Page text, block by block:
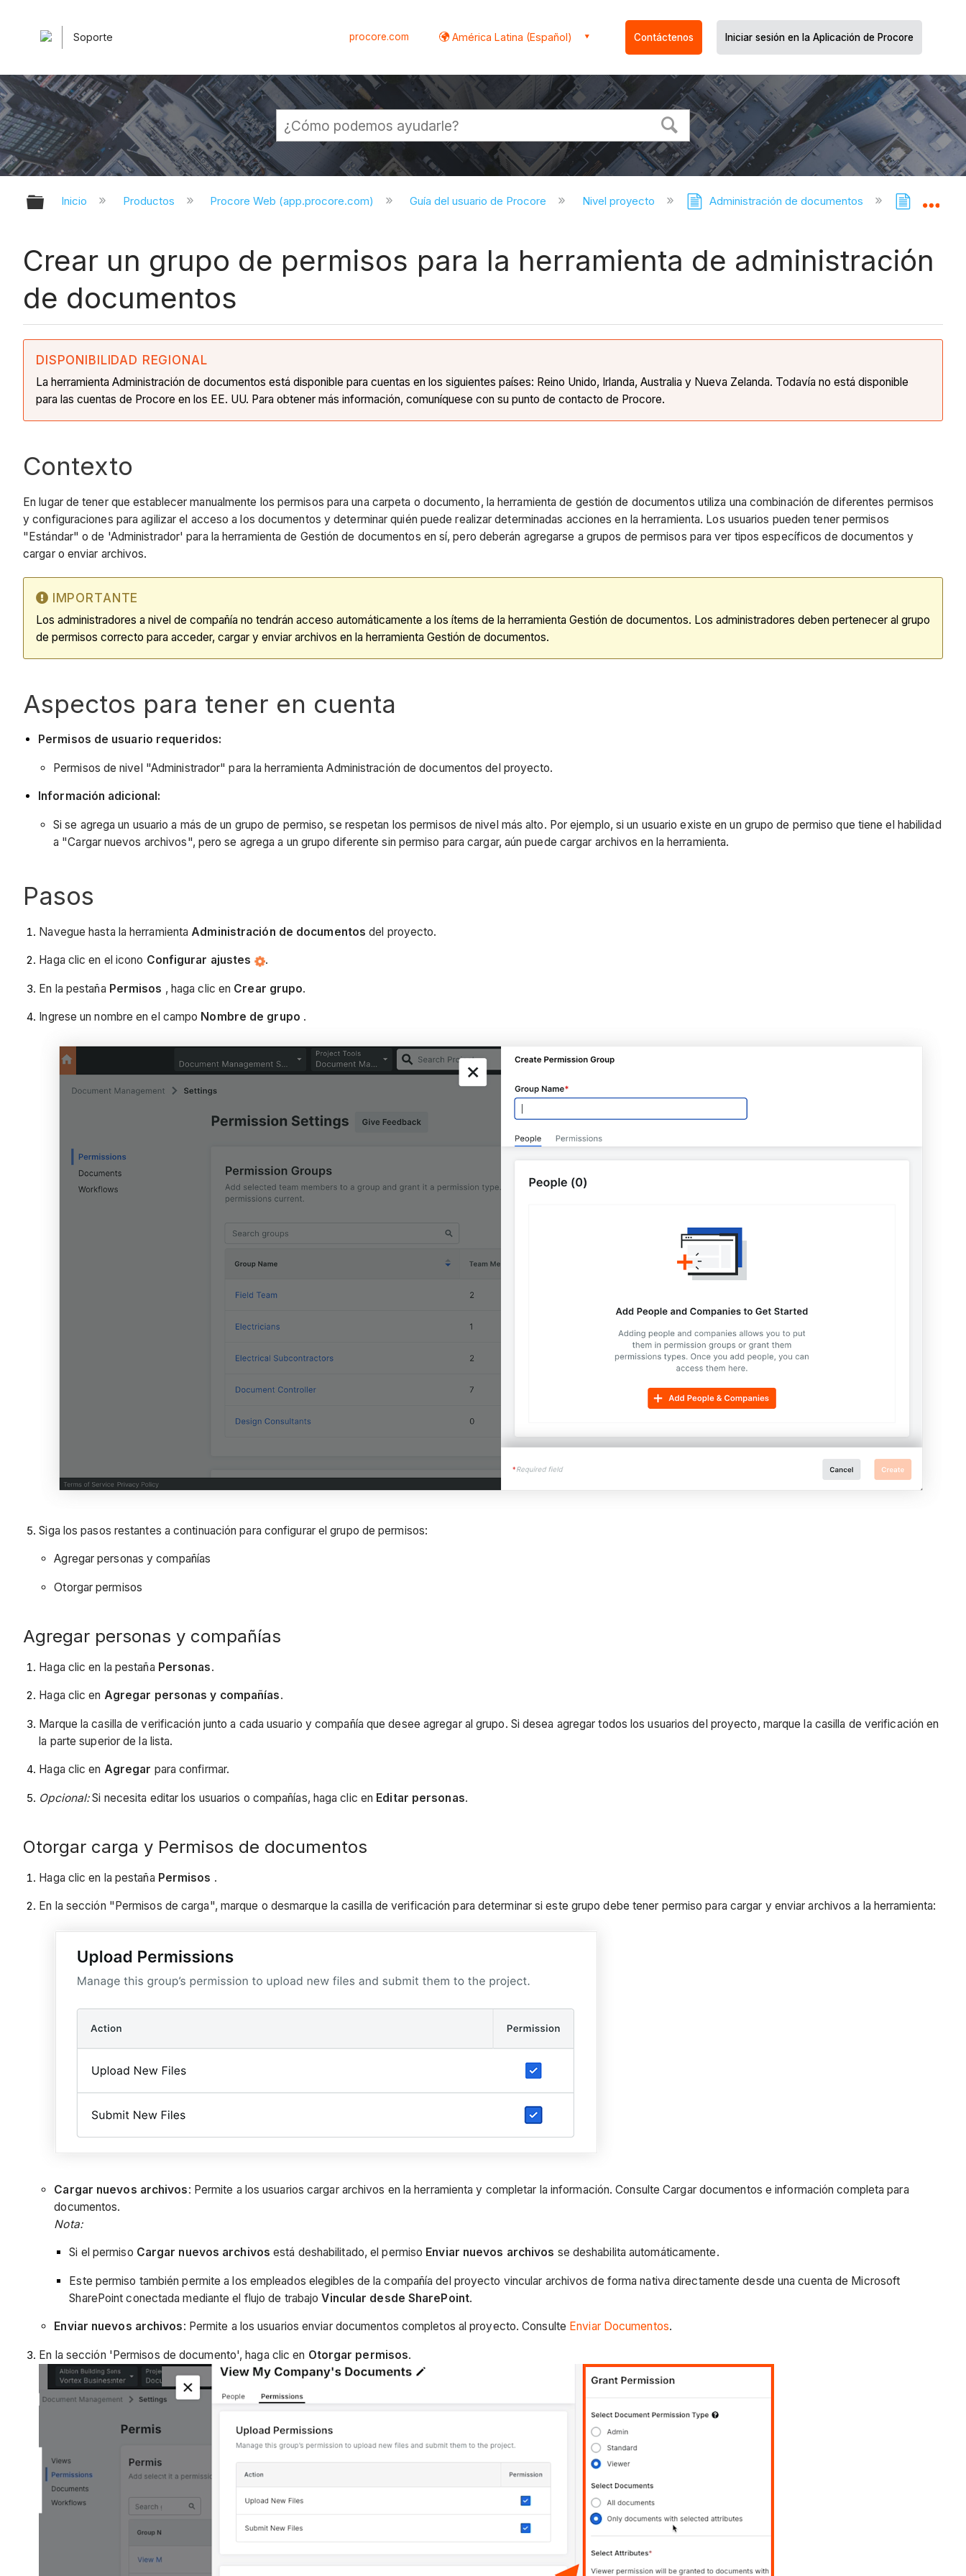
Soporte procore.com América Latina (Español) Contáctenos Iniciar sesión en la Aplicación de Procore
Expandir/contraer jerarquía global
Inicio Productos Procore Web (app.procore.com) Guía del usuario de Procore Nivel proyecto Administración de documentos
Crear un grupo de permisos para la herramienta de administración
de documentos
DISPONIBILIDAD REGIONAL
La herramienta Administración de documentos está disponible para cuentas en los siguientes países: Reino Unido, Irlanda, Australia y Nueva Zelanda. Todavía no está disponible
para las cuentas de Procore en los EE. UU. Para obtener más información, comuníquese con su punto de contacto de Procore.
Contexto
En lugar de tener que establecer manualmente los permisos para una carpeta o documento, la herramienta de gestión de documentos utiliza una combinación de diferentes permisos
y configuraciones para agilizar el acceso a los documentos y determinar quién puede realizar determinadas acciones en la herramienta. Los usuarios pueden tener permisos
"Estándar" o de 'Administrador' para la herramienta de Gestión de documentos en sí, pero deberán agregarse a grupos de permisos para ver tipos específicos de documentos y
cargar o enviar archivos.
IMPORTANTE
Los administradores a nivel de compañía no tendrán acceso automáticamente a los ítems de la herramienta Gestión de documentos. Los administradores deben pertenecer al grupo
de permisos correcto para acceder, cargar y enviar archivos en la herramienta Gestión de documentos.
Aspectos para tener en cuenta
Permisos de usuario requeridos:
Permisos de nivel "Administrador" para la herramienta Administración de documentos del proyecto.
Información adicional:
Si se agrega un usuario a más de un grupo de permiso, se respetan los permisos de nivel más alto. Por ejemplo, si un usuario existe en un grupo de permiso que tiene el habilidad
a "Cargar nuevos archivos", pero se agrega a un grupo diferente sin permiso para cargar, aún puede cargar archivos en la herramienta.
Pasos
Navegue hasta la herramientaAdministración de documentos del proyecto.
Haga clic en el icono Configurar ajustes .
En la pestaña Permisos , haga clic en Crear grupo.
Ingrese un nombre en el campo Nombre de grupo .
Siga los pasos restantes a continuación para configurar el grupo de permisos:
Agregar personas y compañías
Otorgar permisos
Agregar personas y compañías
Haga clic en la pestaña Personas.
Haga clic en Agregar personas y compañías.
Marque la casilla de verificación junto a cada usuario y compañía que desee agregar al grupo. Si desea agregar todos los usuarios del proyecto, marque la casilla de verificación en
la parte superior de la lista.
Haga clic en Agregar para confirmar.
Opcional:Si necesita editar los usuarios o compañías, haga clic en Editar personas.
Otorgar carga y Permisos de documentos
Haga clic en la pestaña Permisos .
En la sección "Permisos de carga", marque o desmarque la casilla de verificación para determinar si este grupo debe tener permiso para cargar y enviar archivos a la herramienta:
Cargar nuevos archivos: Permite a los usuarios cargar archivos en la herramienta y completar la información. Consulte Cargar documentos e información completa para
documentos.
Nota:
Si el permiso Cargar nuevos archivos está deshabilitado, el permiso Enviar nuevos archivos se deshabilita automáticamente.
Este permiso también permite a los empleados elegibles de la compañía del proyecto vincular archivos de forma nativa directamente desde una cuenta de Microsoft
SharePoint conectada mediante el flujo de trabajoVincular desde SharePoint.
Enviar nuevos archivos: Permite a los usuarios enviar documentos completos al proyecto. Consulte Enviar Documentos.
En la sección 'Permisos de documento', haga clic en Otorgar permisos.